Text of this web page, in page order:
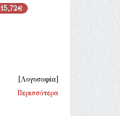
15,72€
[Λογοσοφία]
Περισσότερα